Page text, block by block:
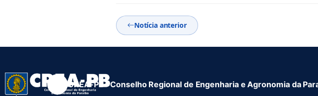
Notícia anterior
CREA-PB · Conselho Regional de Engenharia e Agronomia da